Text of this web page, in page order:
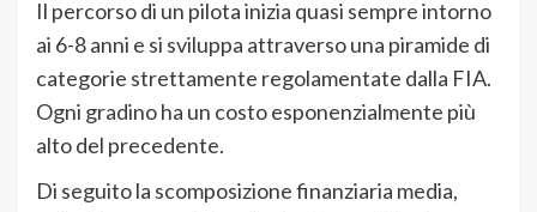
Il percorso di un pilota inizia quasi sempre intorno
ai 6-8 anni e si sviluppa attraverso una piramide di
categorie strettamente regolamentate dalla FIA.
Ogni gradino ha un costo esponenzialmente più
alto del precedente.
Di seguito la scomposizione finanziaria media,